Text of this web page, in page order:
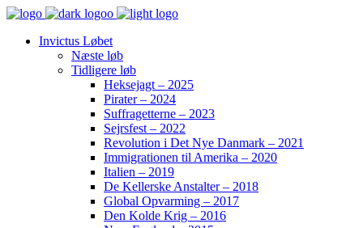
Invictus Løbet
Næste løb
Tidligere løb
Heksejagt – 2025
Pirater – 2024
Suffragetterne – 2023
Sejrsfest – 2022
Revolution i Det Nye Danmark – 2021
Immigrationen til Amerika – 2020
Italien – 2019
De Kellerske Anstalter – 2018
Global Opvarming – 2017
Den Kolde Krig – 2016